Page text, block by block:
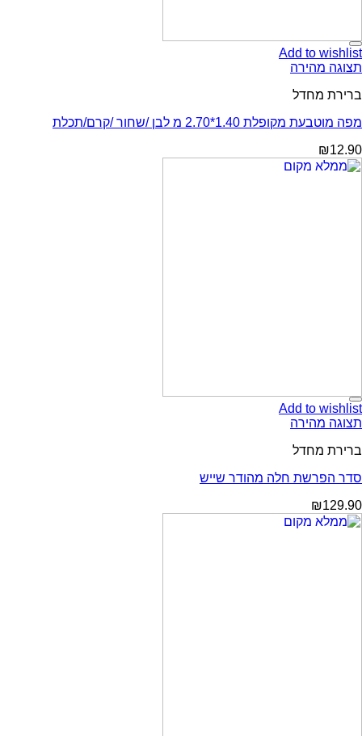
Add to wishlist
תצוגה מהירה
ברירת מחדל
מפה מוטבעת מקופלת 1.40*2.70 מ לבן /שחור /קרם/תכלת
₪12.90
Add to wishlist
תצוגה מהירה
ברירת מחדל
סדר הפרשת חלה מהודר שייש
₪129.90